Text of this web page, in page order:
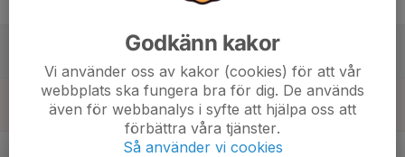
v.34
Godkänn kakor
Vi använder oss av kakor (cookies) för att vår
webbplats ska fungera bra för dig. De används
även för webbanalys i syfte att hjälpa oss att
förbättra våra tjänster.
Så använder vi cookies